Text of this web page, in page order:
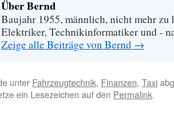
Über Bernd
Baujahr 1955, männlich, nicht mehr zu
Elektriker, Technikinformatiker und -
Zeige alle Beiträge von Bernd →
unter Fahrzeugtechnik, Finanzen, Taxi
ein Lesezeichen auf den Permalink.